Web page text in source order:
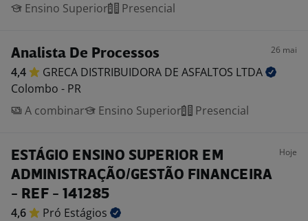
Ensino Superior
Presencial
Analista De Processos 26 mai
4,4 GRECA DISTRIBUIDORA DE ASFALTOS LTDA
Colombo - PR
A combinar
Ensino Superior Presencial
ESTÁGIO ENSINO SUPERIOR EM
ADMINISTRAÇÃO/GESTÃO FINANCEIRA
- REF - 141285
Hoje
4,6 Pró Estágios